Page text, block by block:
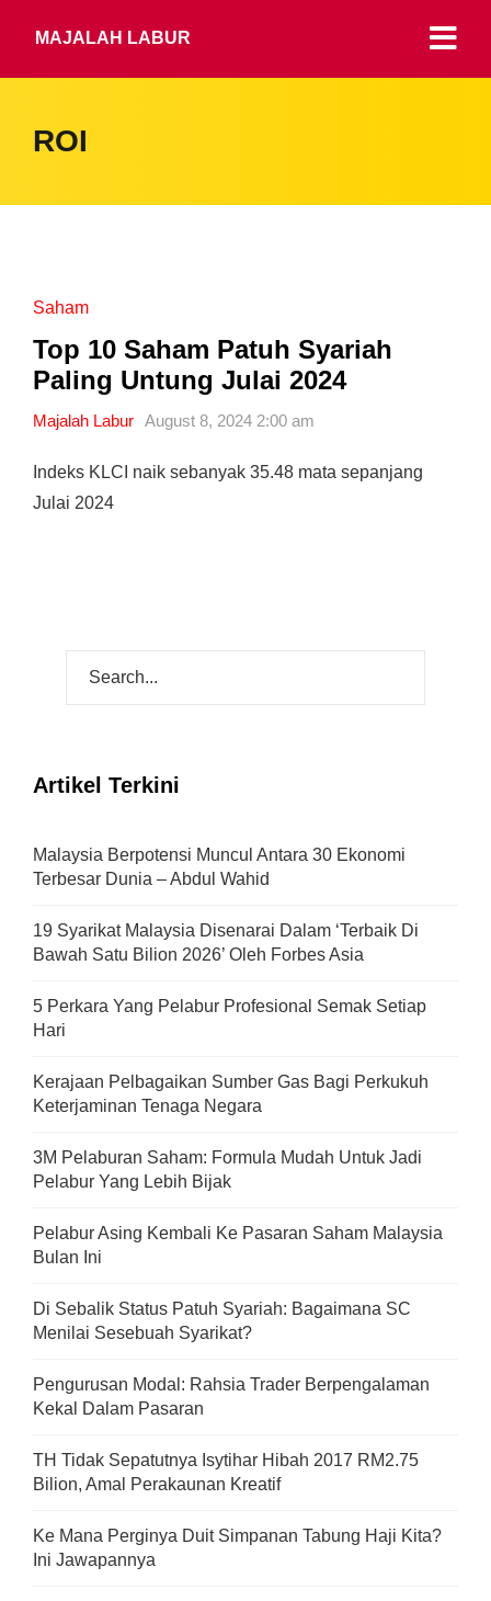
MAJALAH LABUR
ROI
Saham
Top 10 Saham Patuh Syariah
Paling Untung Julai 2024
Majalah Labur August 8, 2024 2:00 am
Indeks KLCI naik sebanyak 35.48 mata sepanjang
Julai 2024
Artikel Terkini
Malaysia Berpotensi Muncul Antara 30 Ekonomi
Terbesar Dunia – Abdul Wahid
19 Syarikat Malaysia Disenarai Dalam ‘Terbaik Di
Bawah Satu Bilion 2026’ Oleh Forbes Asia
5 Perkara Yang Pelabur Profesional Semak Setiap
Hari
Kerajaan Pelbagaikan Sumber Gas Bagi Perkukuh
Keterjaminan Tenaga Negara
3M Pelaburan Saham: Formula Mudah Untuk Jadi
Pelabur Yang Lebih Bijak
Pelabur Asing Kembali Ke Pasaran Saham Malaysia
Bulan Ini
Di Sebalik Status Patuh Syariah: Bagaimana SC
Menilai Sesebuah Syarikat?
Pengurusan Modal: Rahsia Trader Berpengalaman
Kekal Dalam Pasaran
TH Tidak Sepatutnya Isytihar Hibah 2017 RM2.75
Bilion, Amal Perakaunan Kreatif
Ke Mana Perginya Duit Simpanan Tabung Haji Kita?
Ini Jawapannya